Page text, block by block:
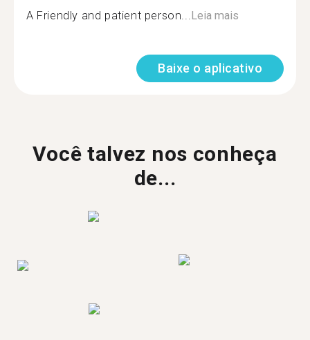
A Friendly and patient person...Leia mais
Baixe o aplicativo
Você talvez nos conheça
de...